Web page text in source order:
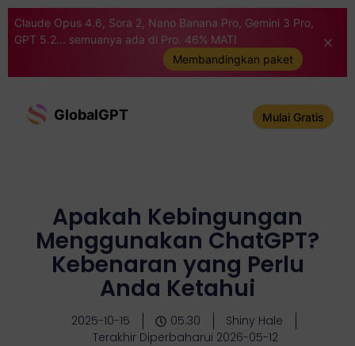
Claude Opus 4.6, Sora 2, Nano Banana Pro, Gemini 3 Pro,
GPT 5.2... semuanya ada di Pro. 46% MATI
Membandingkan paket
GlobalGPT Mulai Gratis
Apakah Kebingungan
Menggunakan ChatGPT?
Kebenaran yang Perlu
Anda Ketahui
2025-10-15 05:30
Shiny Hale
Terakhir Diperbaharui 2026-05-12